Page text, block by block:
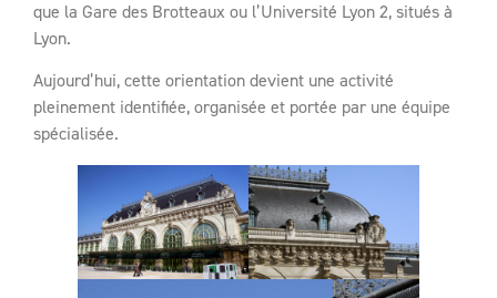
que la Gare des Brotteaux ou l’Université Lyon 2, situés à
Lyon.
Aujourd’hui, cette orientation devient une activité
pleinement identifiée, organisée et portée par une équipe
spécialisée.